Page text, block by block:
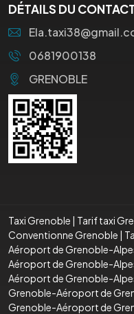
DÉTAILS DU
0681900138
GRENOBLE
Taxi Grenoble | Tarif taxi
Conventionne Grenoble |
Aéroport de Grenoble-
Aéroport de Grenoble-
Aéroport de Grenoble-
Grenoble-Aéroport de
Grenoble-Aéroport de